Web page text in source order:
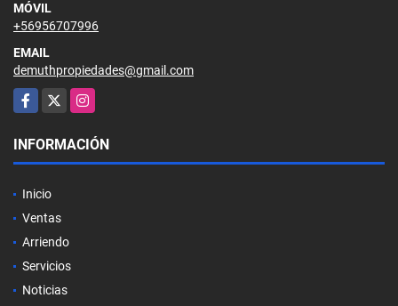
MÓVIL
+56956707996
EMAIL
demuthpropiedades@gmail.com
Facebook
X Instagram
INFORMACIÓN
Inicio
Ventas
Arriendo
Servicios
Noticias